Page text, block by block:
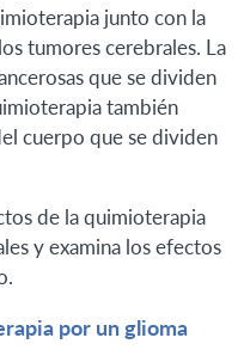
junto con la
tumores cerebrales. La
que se dividen
también
cuerpo que se dividen
de la quimioterapia
y examina los efectos
por un glioma